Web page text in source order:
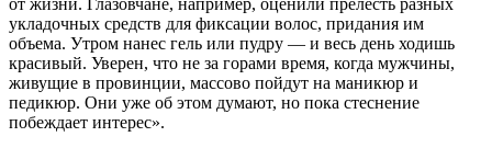
укладочных средств для фиксации волос, придания им
объема. Утром нанес гель или пудру — ​и весь день ходишь
красивый. Уверен, что не за горами время, когда мужчины,
живущие в провинции, массово пойдут на маникюр и
педикюр. Они уже об этом думают, но пока стеснение
побеждает интерес».